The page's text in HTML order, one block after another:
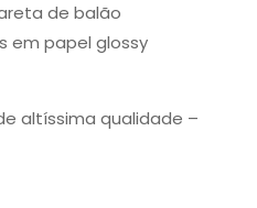
de balão
em papel glossy
altíssima qualidade –